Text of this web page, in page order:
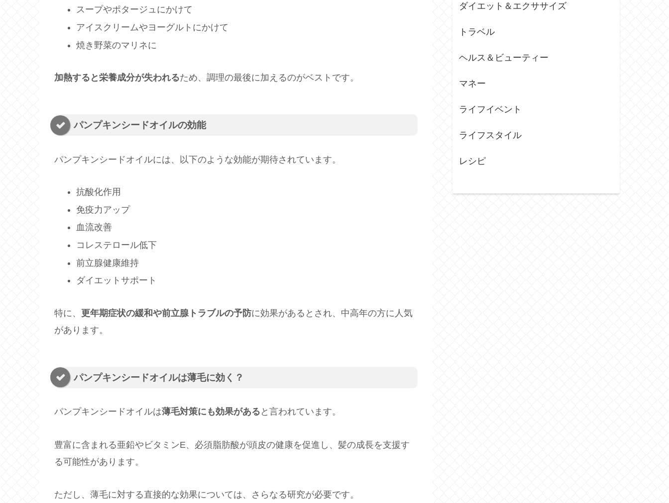
スープやポタージュにかけて
アイスクリームやヨーグルトにかけて
焼き野菜のマリネに
加熱すると栄養成分が失われるため、調理の最後に加えるのがベストです。
パンプキンシードオイルの効能
パンプキンシードオイルには、以下のような効能が期待されています。
抗酸化作用
免疫力アップ
血流改善
コレステロール低下
前立腺健康維持
ダイエットサポート
特に、 更年期症状の緩和や前立腺トラブルの予防に効果があるとされ、中高年の方に人気
があります。
パンプキンシードオイルは薄毛に効く？
パンプキンシードオイルは薄毛対策にも効果がある と言われています。
豊富に含まれる亜鉛やビタミンE、必須脂肪酸が頭皮の健康を促進し、髪の成長を支援す
る可能性があります。
ただし、薄毛に対する直接的な効果については、さらなる研究が必要です。
ダイエット＆エクササイズ
トラベル
ヘルス＆ビューティー
マネー
ライフイベント
ライフスタイル
レシピ